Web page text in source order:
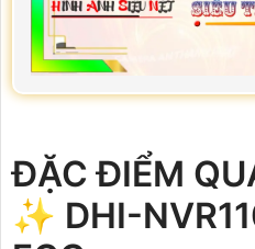
ĐẶC ĐIỂM
✨ DHI-